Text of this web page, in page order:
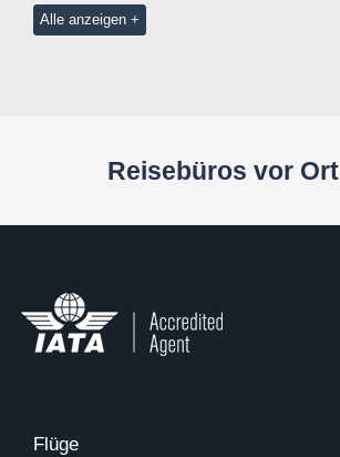
Alle anzeigen
Reisebüros vor Ort
Flüge